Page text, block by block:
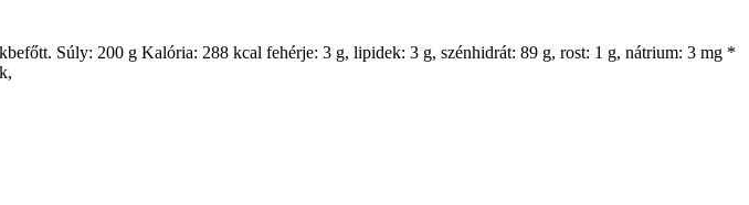
Súly: 200 g Kalória: 288 kcal fehérje: 3 g, lipidek: 3 g, szénhidrát: 89 g, rost: 1 g, nátrium: 3 mg *